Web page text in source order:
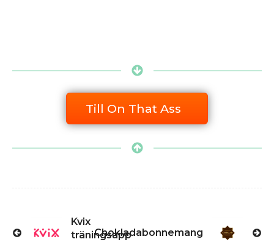
Till On That Ass
Kvix
träningsapp
Chokladabonnemang